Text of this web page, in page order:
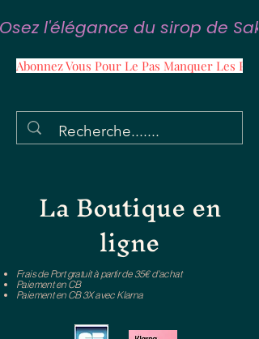
Osez l'élégance du sirop de
Abonnez Vous Pour Le Pas Manquer Les
La Boutique en
ligne
Frais de Port gratuit à partir de 35€ d'achat
Paiement en CB
Paiement en CB 3X avec Klarna